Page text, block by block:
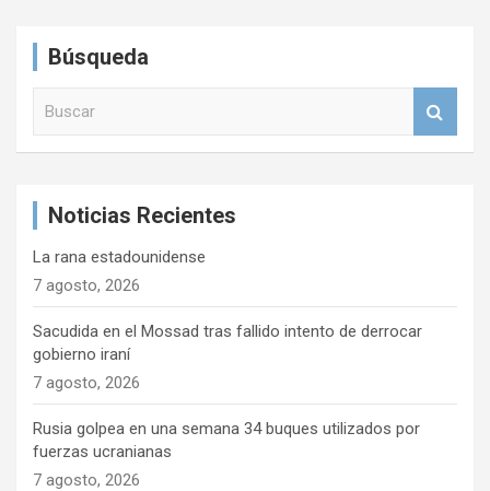
Búsqueda
Noticias Recientes
La rana estadounidense
7 agosto, 2026
Sacudida en el Mossad tras fallido intento de derrocar
gobierno iraní
7 agosto, 2026
Rusia golpea en una semana 34 buques utilizados por
fuerzas ucranianas
7 agosto, 2026